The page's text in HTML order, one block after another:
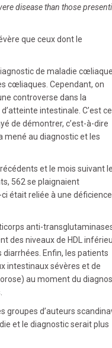
disease than those
que ceux dont le
de maladie cœliaque.
cœliaques. Cependant, on
controverse dans la
intestinale. C’est ce
de démontrer, c’est-à-dire
mené au diagnostic et les
et le mois suivant le
562 se plaignaient
était reliée à une
anti-
des niveaux de HDL
Enfin, les patients
intestinaux sévères et de
au moment du
groupes d’auteurs
et le diagnostic serait plus